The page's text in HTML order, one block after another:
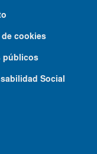
cookies
públicos
Social